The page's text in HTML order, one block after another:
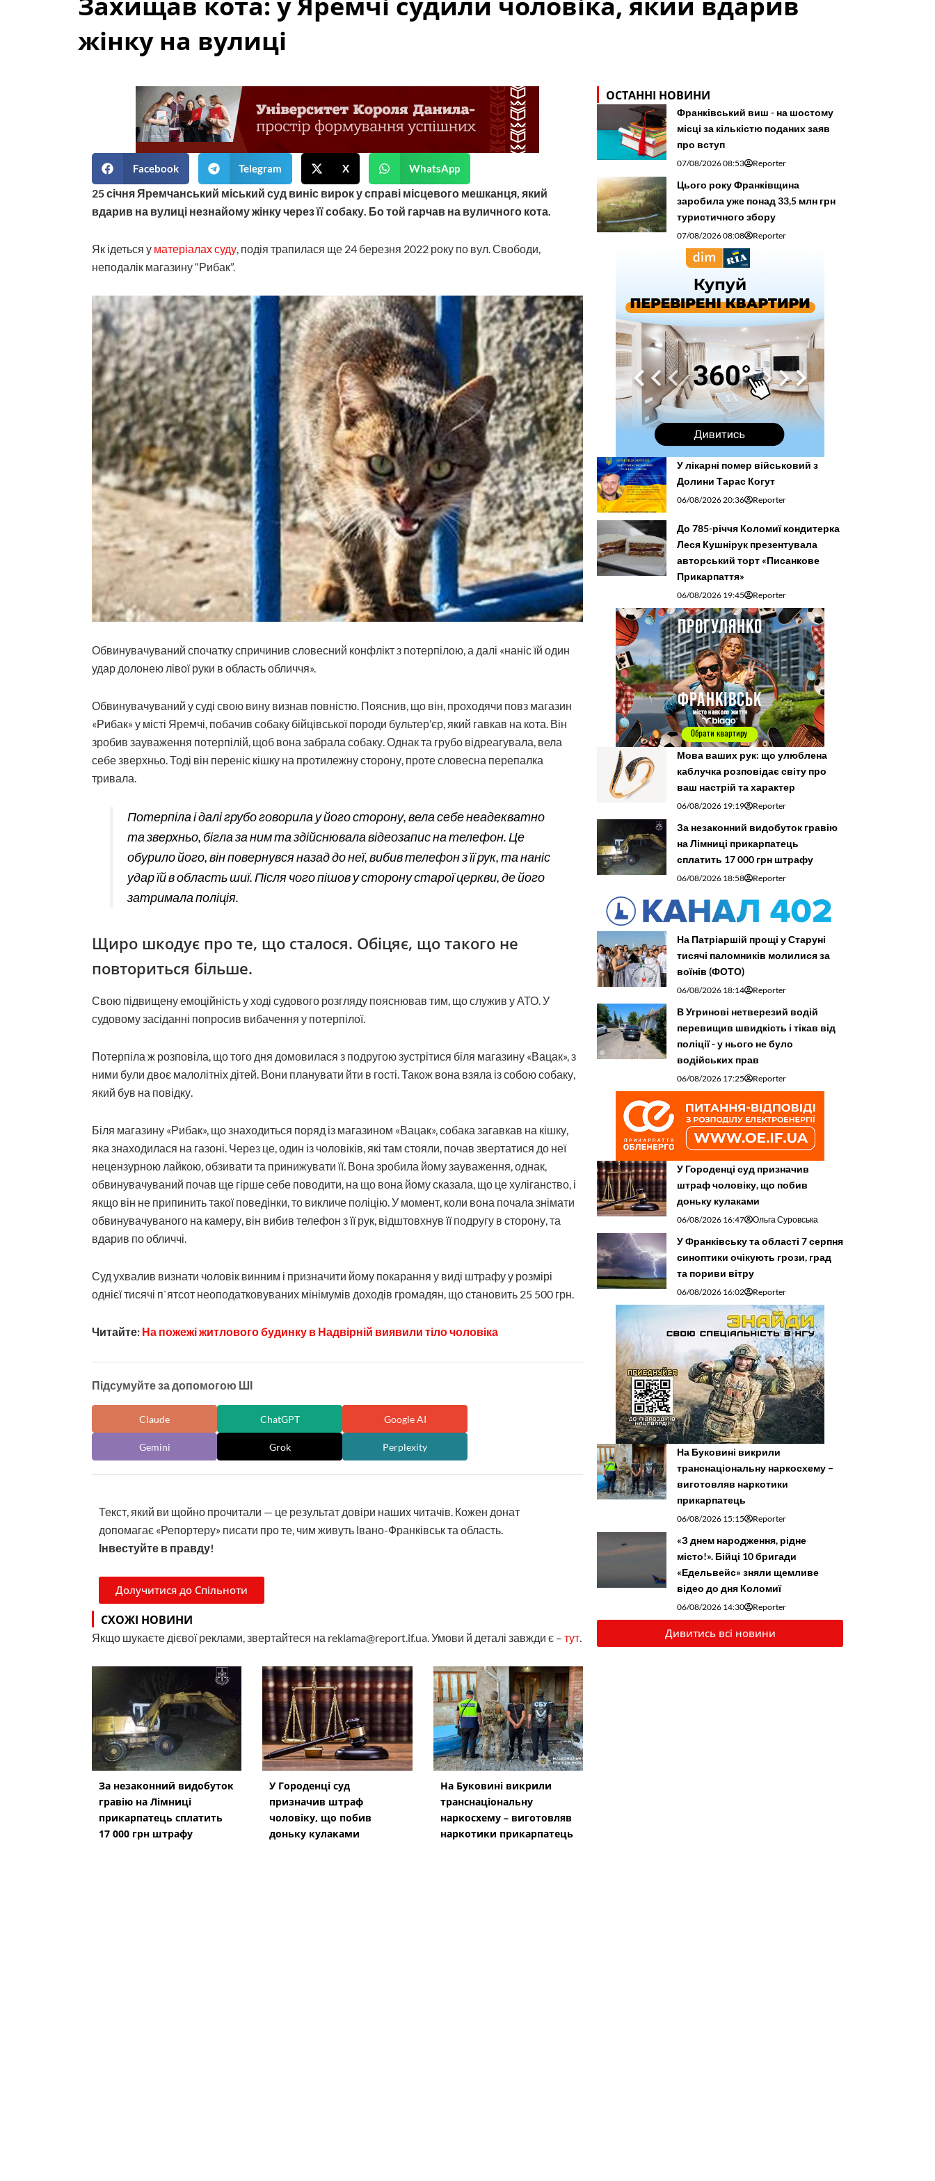
жінку на вулиці
Facebook Telegram X WhatsApp
25 січня Яремчанський міський суд виніс вирок у справі місцевого мешканця, який
вдарив на вулиці незнайому жінку через її собаку. Бо той гарчав на вуличного кота.
Як ідеться у матеріалах суду , подія трапилася ще 24 березня 2022 року по вул. Свободи,
неподалік магазину “Рибак”.
Обвинувачуваний спочатку спричинив словесний конфлікт з потерпілою, а далі «наніс їй один
удар долонею лівої руки в область обличчя».
Обвинувачуваний у суді свою вину визнав повністю. Пояснив, що він, проходячи повз магазин
«Рибак» у місті Яремчі, побачив собаку бійцівської породи бультер’єр, який гавкав на кота. Він
зробив зауваження потерпілій, щоб вона забрала собаку. Однак та грубо відреагувала, вела
себе зверхньо. Тоді він переніс кішку на протилежну сторону, проте словесна перепалка
тривала.
Потерпіла і далі грубо говорила у його сторону, вела себе неадекватно
та зверхньо, бігла за ним та здійснювала відеозапис на телефон. Це
обурило його, він повернувся назад до неї, вибив телефон з її рук, та наніс
удар їй в область шиї. Після чого пішов у сторону старої церкви, де його
затримала поліція.
Щиро шкодує про те, що сталося. Обіцяє, що такого не
повториться більше.
Свою підвищену емоційність у ході судового розгляду пояснював тим, що служив у АТО. У
судовому засіданні попросив вибачення у потерпілої.
Потерпіла ж розповіла, що того дня домовилася з подругою зустрітися біля магазину «Вацак», з
ними були двоє малолітніх дітей. Вони планувати йти в гості. Також вона взяла із собою собаку,
який був на повідку.
Біля магазину «Рибак», що знаходиться поряд із магазином «Вацак», собака загавкав на кішку,
яка знаходилася на газоні. Через це, один із чоловіків, які там стояли, почав звертатися до неї
нецензурною лайкою, обзивати та принижувати її. Вона зробила йому зауваження, однак,
обвинувачуваний почав ще гірше себе поводити, на що вона йому сказала, що це хуліганство, і
якщо він не припинить такої поведінки, то викличе поліцію. У момент, коли вона почала знімати
обвинувачуваного на камеру, він вибив телефон з її рук, відштовхнув її подругу в сторону, та
вдарив по обличчі.
Суд ухвалив визнати чоловік винним і призначити йому покарання у виді штрафу у розмірі
однієї тисячі п`ятсот неоподатковуваних мінімумів доходів громадян, що становить 25 500 грн.
Читайте: На пожежі житлового будинку в Надвірній виявили тіло чоловіка
Підсумуйте за допомогою ШІ
Claude ChatGPT Google AI
Gemini Grok Perplexity
Текст, який ви щойно прочитали — це результат довіри наших читачів. Кожен донат
допомагає «Репортеру» писати про те, чим живуть Івано-Франківськ та область.
Інвестуйте в правду!
Долучитися до Спільноти
СХОЖІ НОВИНИ
Якщо шукаєте дієвої реклами, звертайтеся на reklama@report.if.ua. Умови й деталі завжди є – тут.
За незаконний видобуток
гравію на Лімниці
прикарпатець сплатить
17 000 грн штрафу
У Городенці суд
призначив штраф
чоловіку, що побив
доньку кулаками
На Буковині викрили
транснаціональну
наркосхему – виготовляв
наркотики прикарпатець
ОСТАННІ НОВИНИ
Франківський виш - на шостому
місці за кількістю поданих заяв
про вступ
07/08/2026 08:53 Reporter
Цього року Франківщина
заробила уже понад 33,5 млн грн
туристичного збору
07/08/2026 08:08 Reporter
У лікарні помер військовий з
Долини Тарас Когут
06/08/2026 20:36 Reporter
До 785-річчя Коломиї кондитерка
Леся Кушнірук презентувала
авторський торт «Писанкове
Прикарпаття»
06/08/2026 19:45 Reporter
Мова ваших рук: що улюблена
каблучка розповідає світу про
ваш настрій та характер
06/08/2026 19:19 Reporter
За незаконний видобуток гравію
на Лімниці прикарпатець
сплатить 17 000 грн штрафу
06/08/2026 18:58 Reporter
На Патріаршій прощі у Старуні
тисячі паломників молилися за
воїнів (ФОТО)
06/08/2026 18:14 Reporter
В Угринові нетверезий водій
перевищив швидкість і тікав від
поліції - у нього не було
водійських прав
06/08/2026 17:25 Reporter
У Городенці суд призначив
штраф чоловіку, що побив
доньку кулаками
06/08/2026 16:47 Ольга Суровська
У Франківську та області 7 серпня
синоптики очікують грози, град
та пориви вітру
06/08/2026 16:02 Reporter
На Буковині викрили
транснаціональну наркосхему –
виготовляв наркотики
прикарпатець
06/08/2026 15:15 Reporter
«З днем народження, рідне
місто!». Бійці 10 бригади
«Едельвейс» зняли щемливе
відео до дня Коломиї
06/08/2026 14:30 Reporter
Дивитись всі новини